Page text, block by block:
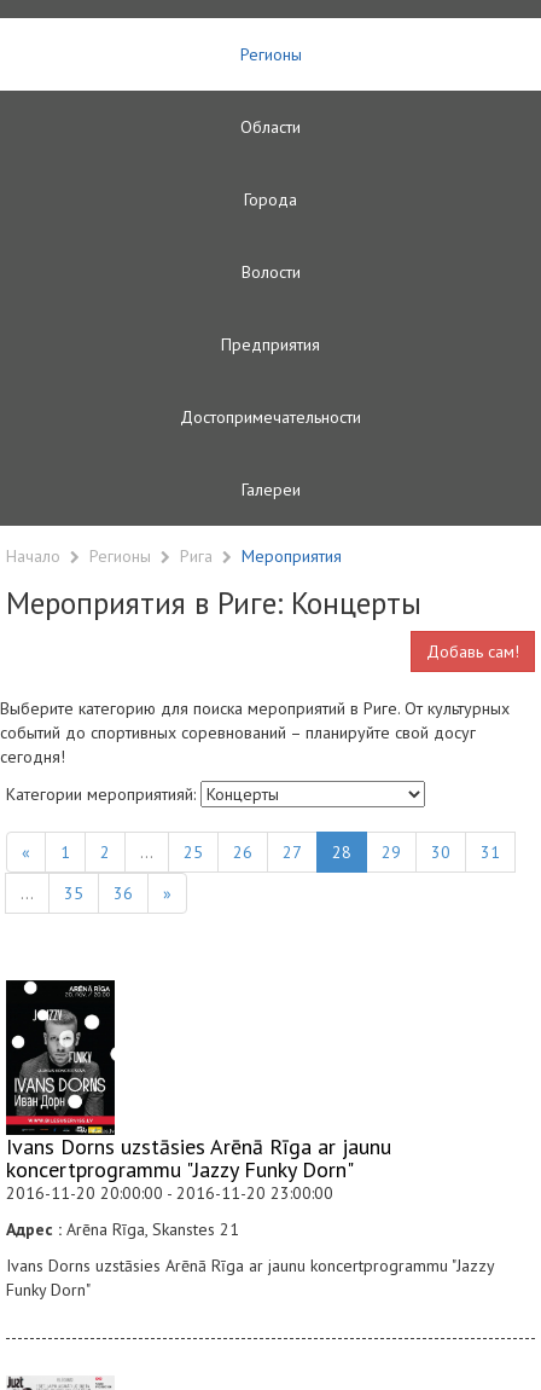
Регионы
Oбласти
Городa
Волости
Предприятия
Достопримечательности
Галереи
Начало Регионы Рига Мероприятия
Мероприятия в Риге: Концерты
Добавь сам!
Выберите категорию для поиска мероприятий в Риге. От культурных
событий до спортивных соревнований – планируйте свой досуг
сегодня!
Категории мероприятияй:
« 1 2 ... 25 26 27 28 29 30
31
...
35 36 »
Ivans Dorns uzstāsies Arēnā Rīga ar jaunu
koncertprogrammu "Jazzy Funky Dorn"
2016-11-20 20:00:00 - 2016-11-20 23:00:00
Адрес : Arēna Rīga, Skanstes 21
Ivans Dorns uzstāsies Arēnā Rīga ar jaunu koncertprogrammu "Jazzy
Funky Dorn"